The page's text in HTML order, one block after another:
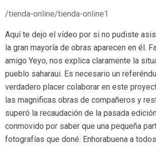
/tienda-online/tienda-online1
Aquí te dejo el vídeo por si no pudiste
la gran mayoría de obras aparecen en él.
amigo Yeyo, nos explica claramente la
pueblo saharaui. Es necesario un
verdadero placer colaborar en este
las magnificas obras de compañeros y
superó la recaudación de la pasada
conmovido por saber que una pequeña
fotografías que doné. Enhorabuena a